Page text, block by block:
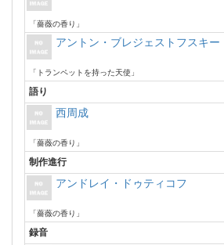
「薔薇の香り」
アントン・ブレジェストフスキー
「トランペットを持った天使」
語り
西周成
「薔薇の香り」
制作進行
アンドレイ・ドゥティコフ
「薔薇の香り」
録音